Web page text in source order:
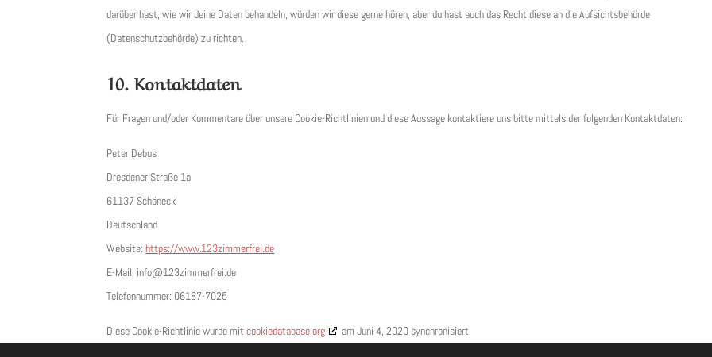
darüber hast, wie wir deine Daten behandeln, würden wir diese gerne hören, aber du hast auch das Recht diese an die Aufsichtsbehörde
(Datenschutzbehörde) zu richten.
10. Kontaktdaten
Für Fragen und/oder Kommentare über unsere Cookie-Richtlinien und diese Aussage kontaktiere uns bitte mittels der folgenden Kontaktdaten:
Peter Debus
Dresdener Straße 1a
61137 Schöneck
Deutschland
Website:https://www.123zimmerfrei.de
E-Mail: info@123zimmerfrei.de
Telefonnummer: 06187-7025
Diese Cookie-Richtlinie wurde mitcookiedatabase.org am Juni 4, 2020 synchronisiert.